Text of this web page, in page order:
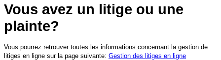
Vous avez un litige ou une
plainte?
Vous pourrez retrouver toutes les informations concernant la gestion de
litiges en ligne sur la page suivante: Gestion des litiges en ligne